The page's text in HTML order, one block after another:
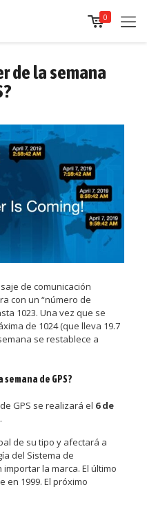
0
de la semana
de comunicación
con un “número de
1023. Una vez que se
de 1024 (que lleva 19.7
se restablece a
de GPS?
GPS se realizará el 6 de
.
de su tipo y afectará a
del Sistema de
la marca. El último
en 1999. El próximo